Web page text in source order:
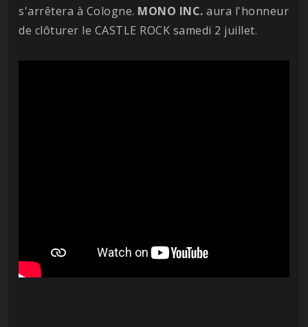
s'arrêtera à Cologne. MONO INC. aura l'honneur
de clôturer le CASTLE ROCK samedi 2 juillet.